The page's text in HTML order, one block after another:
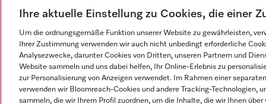
Ihre aktuelle Einstellung zu Cookies, die einer
Um die ordnungsgemäße Funktion unserer Website zu gewährleisten,
Ihrer Zustimmung verwenden wir auch nicht unbedingt erforderliche
Analysezwecke, darunter Cookies von Dritten, unseren Partnern und
Website sammeln und uns dabei helfen, Ihr Online-Erlebnis zu
zur Personalisierung von Anzeigen verwendet. Im Rahmen einer
verwenden wir Bloomreach-Cookies und andere Tracking-Technologien,
sammeln, die wir Ihrem Profil zuordnen, um die Inhalte, die wir Ihnen